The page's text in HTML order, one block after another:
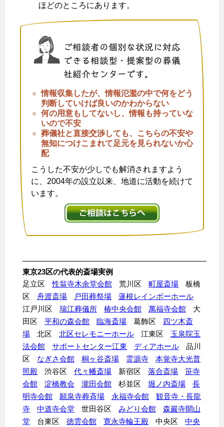
ほどのところにあります。
ご相談者の個別な状況に対応
できる相談型・提案型の葬儀
社紹介センターです。
情報収集したが、情報氾濫の中で何をどう
判断していけば良いのかわからない
何の用意もしてないし、情報も持っていな
いので不安
葬儀社と直接交渉しても、こちらの不安や
無知につけこまれて足元を見られないか心
配
こうした不安が少しでも解消されますよう
に、2004年の設立以来、地道に活動を続けて
います。
東京23区の代表的斎場実例
足立区
性翁寺木余堂会館 荒川区 町屋斎場
板橋
区
舟渡斎場 戸田葬祭場
蓮根レインボーホール
江戸川区
瑞江葬儀所 椿中央会館 萬福寺会館
大
田区
平和の森会館 臨海斎場 葛飾区
四ツ木斎
場
北区 北区セレモニーホール 江東区
玉泉院玉
法会館
サポートセンター江東 ディアホール
品川
区
なぎさ会館 桐ヶ谷斎場 霊源寺
本覚寺大光普
照殿
渋谷区 代々幡斎場 新宿区 落合斎場
笹寺
会館
淀橋教会 瀧田会館 杉並区 堀ノ内斎場
長
明寺会館
願泉寺葬斉場 永福寺会館
観音寺・長龍
寺
中道寺会堂 世田谷区 みどり会館
森巖寺開山
堂
台東区 徳雲会館 寛永寺輪王殿 中央区 中央